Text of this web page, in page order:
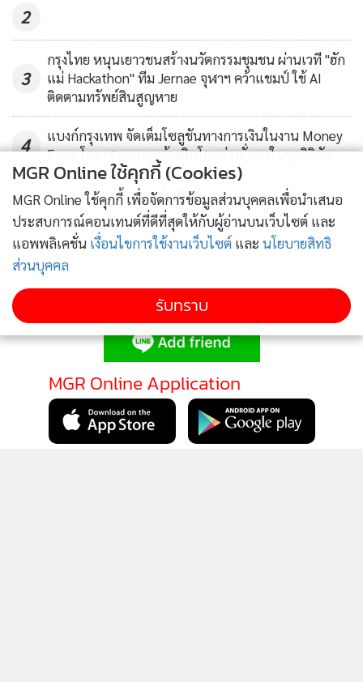
2
3
กรุงไทย หนุนเยาวชนสร้างนวัตกรรมชุมชน ผ่านเวที "ฮัก
แม่ Hackathon" ทีม Jernae จุฬาฯ คว้าแชมป์ ใช้ AI
ติดตามทรัพย์สินสูญหาย
4
แบงก์กรุงเทพ จัดเต็มโซลูชันทางการเงินในงาน Money
Expo โคราช หนุนลูกค้าเติบโตอย่างมั่นคงในยุคดิจิทัล
ข่าวอื่นในหมวด
ติดตามข่าวสารผ่านทาง LINE
MGR Online Application
MGR Online ใช้คุกกี้ (Cookies)
MGR Online ใช้คุกกี้ เพื่อจัดการข้อมูลส่วนบุคคลเพื่อนำเสนอ
ประสบการณ์คอนเทนต์ที่ดีที่สุดให้กับผู้อ่านบนเว็บไซต์ และ
แอพพลิเคชั่น เงื่อนไขการใช้งานเว็บไซต์ และ นโยบายสิทธิ
ส่วนบุคคล
รับทราบ